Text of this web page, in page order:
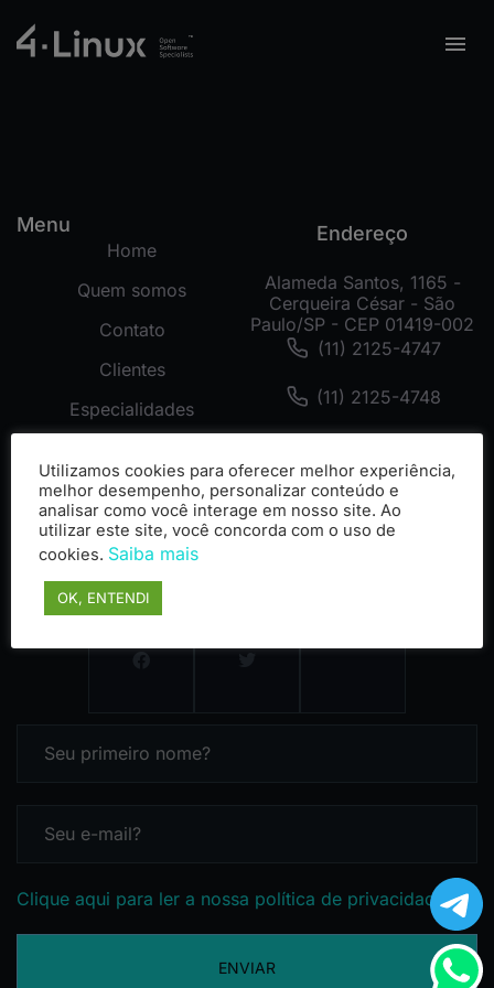
Menu
Home
Quem somos
Contato
Clientes
Especialidades
Cases
Endereço
Alameda Santos, 1165 -
Cerqueira César - São
Paulo/SP - CEP 01419-002
(11) 2125-4747
(11) 2125-4748
Clique aqui para ler a nossa política de privacidade
ENVIAR
Utilizamos cookies para oferecer melhor experiência,
melhor desempenho, personalizar conteúdo e
analisar como você interage em nosso site. Ao
utilizar este site, você concorda com o uso de
cookies. Saiba mais
OK, ENTENDI